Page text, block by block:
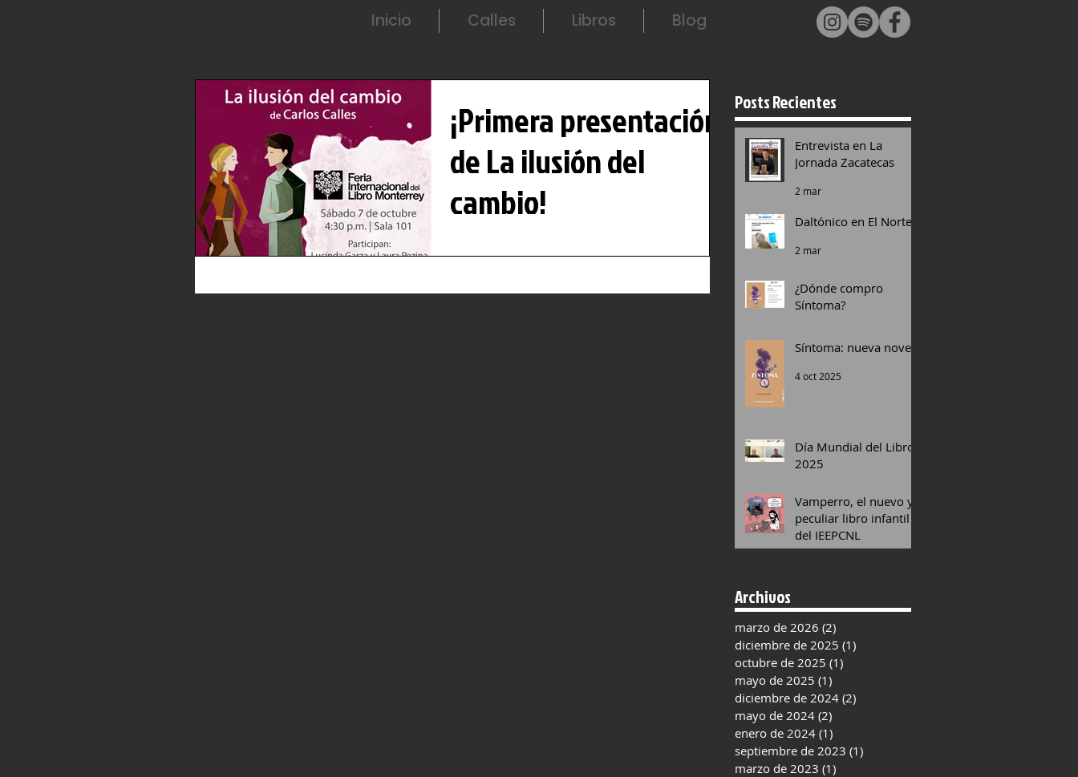
Inicio Calles Libros Blog
¡Primera presentación
de La ilusión del
cambio!
del cambio en la Feria Internacional del Libro de
Entrevista en La
Jornada Zacatecas
2 mar
Daltónico en El Norte
2 mar
¿Dónde compro
Síntoma?
Síntoma: nueva novela
4 oct 2025
Día Mundial del Libro
2025
Vamperro, el nuevo y
peculiar libro infantil
del IEEPCNL
Posts Recientes
Archivos
marzo de 2026 (2)
diciembre de 2025 (1)
octubre de 2025 (1)
mayo de 2025 (1)
diciembre de 2024 (2)
mayo de 2024 (2)
enero de 2024 (1)
septiembre de 2023 (1)
marzo de 2023 (1)